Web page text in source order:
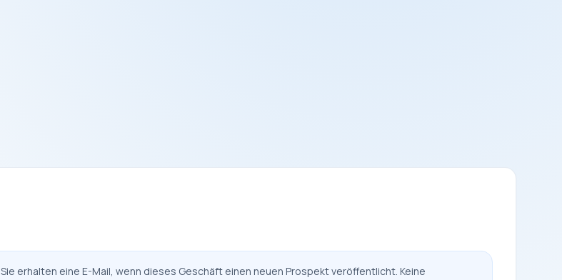
Sie erhalten eine E-Mail, wenn dieses Geschäft einen neuen Prospekt veröffentlicht. Keine